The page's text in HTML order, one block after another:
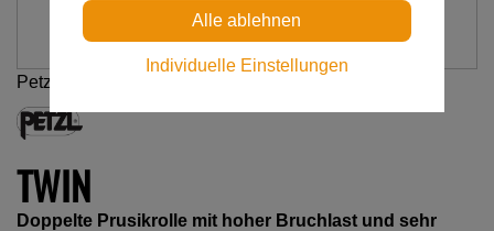
Petzl
TWIN
Doppelte Prusikrolle mit hoher Bruchlast und sehr
Individuelle Einstellungen